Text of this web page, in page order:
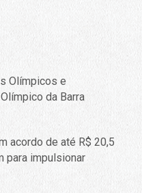
Olímpicos e
da Barra
acordo de até R$ 20,5
para impulsionar